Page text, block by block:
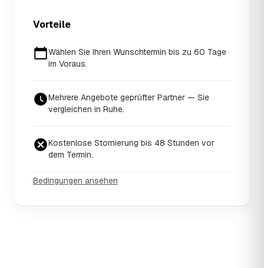
Vorteile
Wählen Sie Ihren Wunschtermin bis zu 60 Tage
im Voraus.
Mehrere Angebote geprüfter Partner — Sie
vergleichen in Ruhe.
Kostenlose Stornierung bis 48 Stunden vor
dem Termin.
Bedingungen ansehen